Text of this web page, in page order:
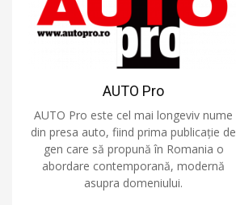
AUTO Pro
AUTO Pro este cel mai longeviv nume
din presa auto, fiind prima publicație de
gen care să propună în Romania o
abordare contemporană, modernă
asupra domeniului.